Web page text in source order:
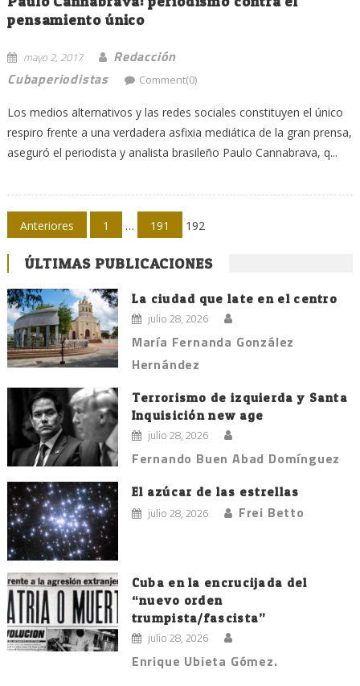
pensamiento único
mayo 2, 2017
Redacción
Cubaperiodistas
Comment(0)
Los medios alternativos y las redes sociales constituyen el único
respiro frente a una verdadera asfixia mediática de la gran prensa,
aseguró el periodista y analista brasileño Paulo Cannabrava, q...
Navegación
de
entradas
Anteriores 1 … 191 192
ÚLTIMAS PUBLICACIONES
La ciudad que late en el centro
julio 28, 2026
María Fernanda González
Hernández
Terrorismo de izquierda y Santa
Inquisición new age
julio 28, 2026
Fernando Buen Abad Domínguez
El azúcar de las estrellas
julio 28, 2026 Frei Betto
Cuba en la encrucijada del
“nuevo orden
trumpista/fascista”
julio 28, 2026
Enrique Ubieta Gómez.